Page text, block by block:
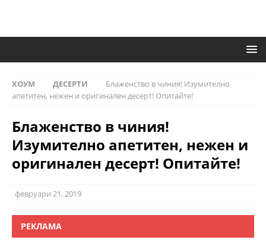
ХОУМ ДЕСЕРТИ
Блаженство в чиния! Изумително
апетитен, нежен и оригинален десерт! Опитайте!
Блаженство в чиния!
Изумително апетитен, нежен и
оригинален десерт! Опитайте!
февруари 21, 2019
РЕКЛАМА